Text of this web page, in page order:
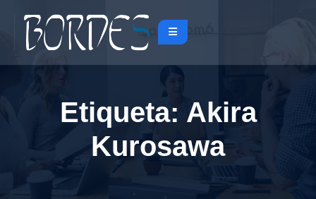
Etiqueta: Akira
Kurosawa